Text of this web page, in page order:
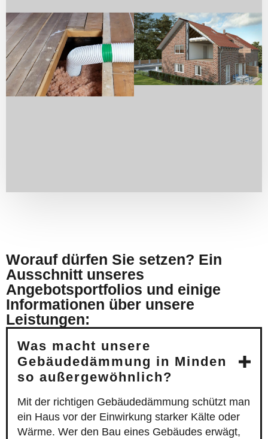
Worauf dürfen Sie setzen? Ein
Ausschnitt unseres
Angebotsportfolios und einige
Informationen über unsere
Leistungen:
Was macht unsere
Gebäudedämmung in Minden
so außergewöhnlich?
Mit der richtigen Gebäudedämmung schützt man
ein Haus vor der Einwirkung starker Kälte oder
Wärme. Wer den Bau eines Gebäudes erwägt,